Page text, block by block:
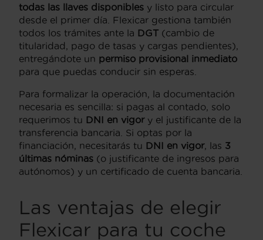
todas las llaves disponibles y listo para circular
desde el primer día. Flexicar gestiona también
todos los trámites ante la DGT (cambio de
titularidad, pago de tasas y cargas pendientes),
entregándote un permiso provisional inmediato
para que puedas conducir sin esperas.
Para formalizar la operación, la documentación
necesaria es sencilla: si pagas al contado, solo
requerimos tu DNI en vigory el justificante de la
transferencia bancaria. Si optas por la
financiación, necesitarás tu DNI en vigor, las 3
últimas nóminas (o justificante de ingresos para
autónomos) y un certificado de cuenta bancaria.
Las ventajas de elegir
Flexicar para tu coche